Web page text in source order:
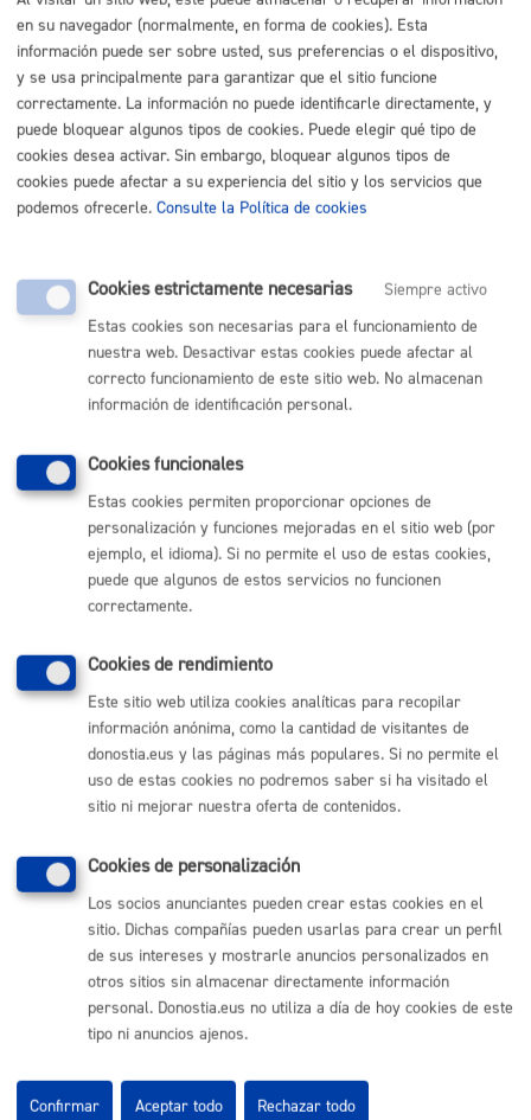
Donostiako Udala: 8 Oficial/A (Vías Púb, R. Mater.
Y Med. Natural) (8 plazas)
Plazo inscripcióndesde 10/7/2024 hasta 8/8/2024
Requisitos:Graduado Escolar , nivel 2 de euskara, 2
Plazas con PL2 y 6 Plazas con PL1, Carnet de
conducir B-C
Tipo oferta:(concurso de méritos)
Plazo reclamacióndesde 14/7/2026 hasta
4/8/2026
Donostiako Udala: 9 Agentes De Movilidad
Plazo inscripcióndesde 14/2/2024 hasta 12/3/2024
Graduado Escolar , nivel 2 de euskara
Turno:Libre
Tipo oferta:(concurso de méritos)
9/12/2024
Donostiako Udala: 9 Técnico/A Administración
General. Conc-Opos(9 plazas)
Plazo inscripcióndesde 6/5/2024 hasta 31/5/2024
Plazas con PL4 Y 2 Plazas con PL3
Turno:Libre
Tipo oferta:(concurso-oposición)
Plazo reclamacióndesde 20/6/2026 hasta
10/7/2026
Oposición
(2 plazas)
en su navegador (normalmente, en forma de cookies). Esta
información puede ser sobre usted, sus preferencias o el dispositivo,
y se usa principalmente para garantizar que el sitio funcione
correctamente. La información no puede identificarle directamente, y
puede bloquear algunos tipos de cookies. Puede elegir qué tipo de
cookies desea activar. Sin embargo, bloquear algunos tipos de
cookies puede afectar a su experiencia del sitio y los servicios que
podemos ofrecerle. Consulte la Política de cookies
Cookies estrictamente necesarias
Siempre activo
Estas cookies son necesarias para el funcionamiento de
nuestra web. Desactivar estas cookies puede afectar al
correcto funcionamiento de este sitio web. No almacenan
información de identificación personal.
Cookies funcionales
Estas cookies permiten proporcionar opciones de
personalización y funciones mejoradas en el sitio web (por
ejemplo, el idioma). Si no permite el uso de estas cookies,
puede que algunos de estos servicios no funcionen
correctamente.
Cookies de rendimiento
Este sitio web utiliza cookies analíticas para recopilar
información anónima, como la cantidad de visitantes de
donostia.eus y las páginas más populares. Si no permite el
uso de estas cookies no podremos saber si ha visitado el
sitio ni mejorar nuestra oferta de contenidos.
Cookies de personalización
Los socios anunciantes pueden crear estas cookies en el
sitio. Dichas compañías pueden usarlas para crear un perfil
de sus intereses y mostrarle anuncios personalizados en
otros sitios sin almacenar directamente información
personal. Donostia.eus no utiliza a día de hoy cookies de este
tipo ni anuncios ajenos.
Rechazar todo
Confirmar Aceptar todo